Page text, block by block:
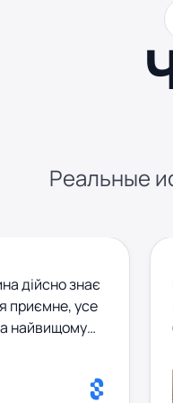
Реальные
дійсно знає
приємне, усе
найвищому